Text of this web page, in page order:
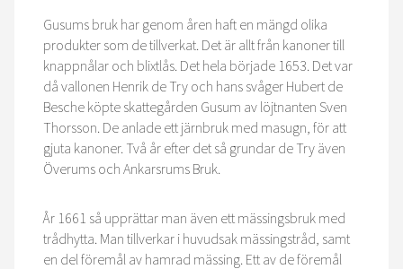
Gusums bruk har genom åren haft en mängd olika
produkter som de tillverkat. Det är allt från kanoner till
knappnålar och blixtlås. Det hela började 1653. Det var
då vallonen Henrik de Try och hans svåger Hubert de
Besche köpte skattegården Gusum av löjtnanten Sven
Thorsson. De anlade ett järnbruk med masugn, för att
gjuta kanoner. Två år efter det så grundar de Try även
Överums och Ankarsrums Bruk.
År 1661 så upprättar man även ett mässingsbruk med
trådhytta. Man tillverkar i huvudsak mässingstråd, samt
en del föremål av hamrad mässing. Ett av de föremål